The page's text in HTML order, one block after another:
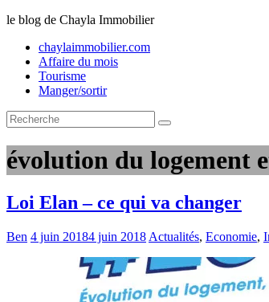
le blog de Chayla Immobilier
chaylaimmobilier.com
Affaire du mois
Tourisme
Manger/sortir
évolution du logement
Loi Elan – ce qui va changer
Ben 4 juin 20184 juin 2018 Actualités, Economie,